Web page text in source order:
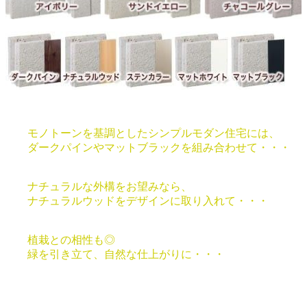
モノトーンを基調としたシンプルモダン住宅には、
ダークパインやマットブラックを組み合わせて・・・
ナチュラルな外構をお望みなら、
ナチュラルウッドをデザインに取り入れて・・・
植栽との相性も◎
緑を引き立て、自然な仕上がりに・・・